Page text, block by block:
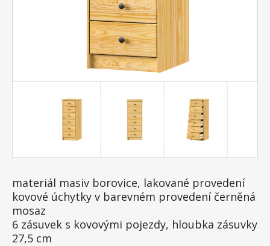
materiál masiv borovice, lakované provedení
kovové úchytky v barevném provedení černěná
mosaz
6 zásuvek s kovovými pojezdy, hloubka zásuvky
27,5 cm